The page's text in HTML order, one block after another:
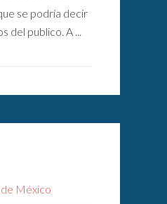
se podría decir
del publico. A ...